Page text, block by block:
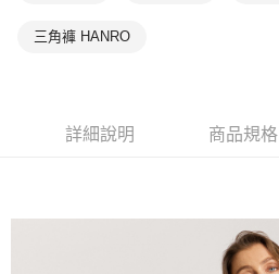
三角褲 HANRO
詳細說明 商品規格